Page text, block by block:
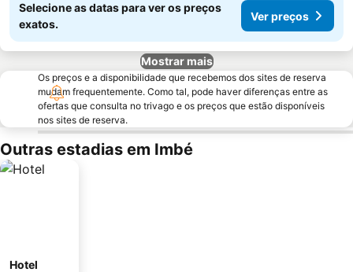
Selecione as datas para ver os preços
exatos.
Ver preços
Mostrar mais
Os preços e a disponibilidade que recebemos dos sites de reserva
mudam frequentemente. Como tal, pode haver diferenças entre as
ofertas que consulta no trivago e os preços que estão disponíveis
nos sites de reserva.
Outras estadias em Imbé
Hotel